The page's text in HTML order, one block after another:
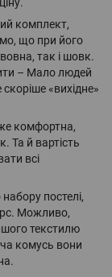
комплект,
що при його
так і шовк.
– Мало людей
«вихідне»
комфортна,
Та й вартість
всі
постелі,
Можливо,
текстилю
комусь вони